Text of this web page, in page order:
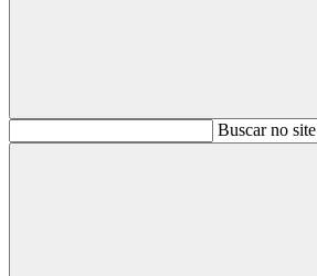
BuscarBuscar no site